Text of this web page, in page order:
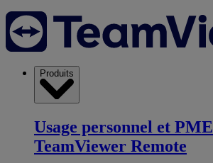
Produits
Usage personnel et PME
TeamViewer Remote